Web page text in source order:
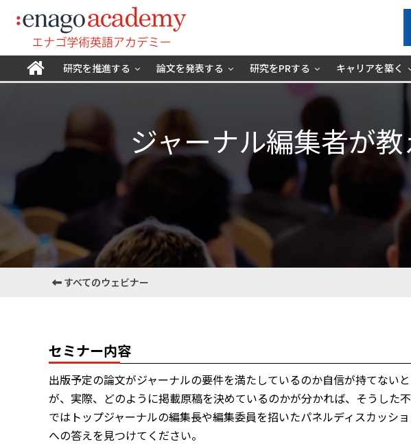
研究を推進する 論文を発表する 研究をPRする キャリアを築く
ジャーナル編集者が
すべてのウェビナー
セミナー内容
出版予定の論文がジャーナルの要件を満たしているのか自信が持てない
が、実際、どのように掲載原稿を決めているのかが分かれば、そうした
ではトップジャーナルの編集長や編集委員を招いたパネルディスカッシ
への答えを見つけてください。